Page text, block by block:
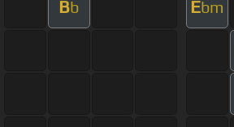
Bb Ebm